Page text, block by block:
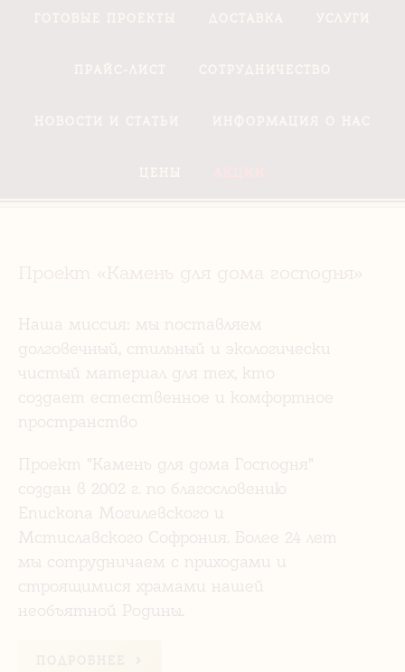
Наша миссия: мы поставляем
долговечный, стильный и экологически
чистый материал для тех, кто
создает естественное и комфортное
пространство
Проект "Камень для дома Господня"
создан в 2002 г. по благословению
Епископа Могилевского и
Мстиславского Софрония. Более 24 лет
мы сотрудничаем с приходами и
строящимися храмами нашей
необъятной Родины.